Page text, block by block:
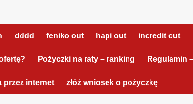
dddd feniko out hapi out incredit out
Pożyczki na raty – ranking Regulamin
przez internet złóż wniosek o pożyczkę